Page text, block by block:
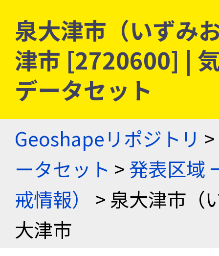
泉大津市（いずみ
津市 [2720600] |
データセット
Geoshapeリポジトリ >
ータセット >発表区域
戒情報）
> 泉大津市（
大津市